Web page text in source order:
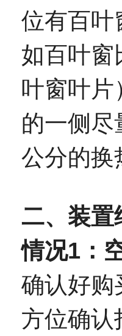
位有百叶
如百叶窗
叶窗叶片
的一侧尽
公分的换
二、装置
情况1：
确认好购
方位确认